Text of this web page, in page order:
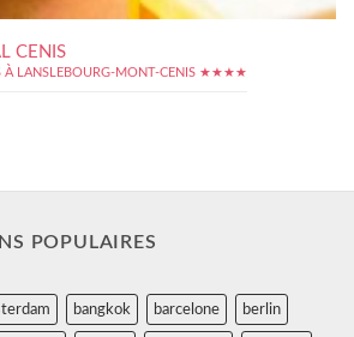
CENIS
À LANSLEBOURG-MONT-CENIS ★★★★
POPULAIRES
bangkok barcelone berlin